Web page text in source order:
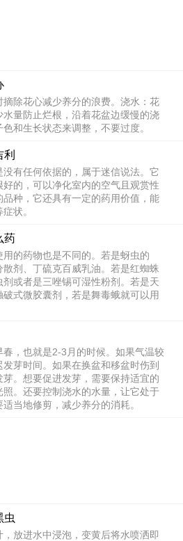
除花心减少养分的浪费。浇水：花
量防止烂根，沿着花盆边缓慢的浇
和生长状态来调整，不要过度。
有任何依据的，属于迷信说法。它
的，可以净化室内的空气且观赏性
种，它还具有一定的药用价值，能
状。
药
的药物也是不同的。若是蚜虫的
剂、丁硫克百威乳油。若是红蜘蛛
或者是三唑锡可湿性粉剂。若是天
式微胶囊剂，若是舞毒蛾就可以用
，也就是2-3月的时候。如果气温较
芽时间。如果在换盆和移盆时伤到
。想要促进发芽，需要保持适宜的
。还要控制浇水的水量，让它处于
当地修剪，减少养分的消耗。
虫
放进水中浸泡，变黄后将水喷洒即